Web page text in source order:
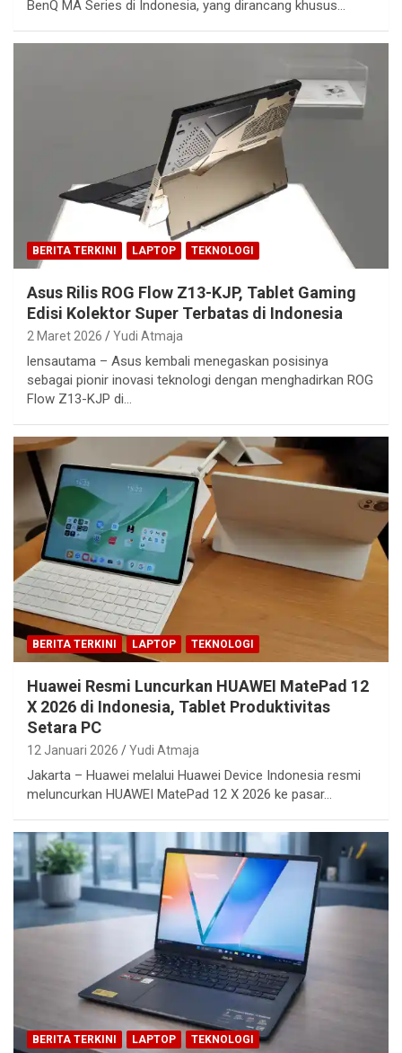
BenQ MA Series di Indonesia, yang dirancang khusus…
BERITA TERKINI LAPTOP TEKNOLOGI
Asus Rilis ROG Flow Z13-KJP, Tablet Gaming
Edisi Kolektor Super Terbatas di Indonesia
2 Maret 2026 Yudi Atmaja
lensautama – Asus kembali menegaskan posisinya
sebagai pionir inovasi teknologi dengan menghadirkan ROG
Flow Z13-KJP di…
BERITA TERKINI LAPTOP TEKNOLOGI
Huawei Resmi Luncurkan HUAWEI MatePad 12
X 2026 di Indonesia, Tablet Produktivitas
Setara PC
12 Januari 2026 Yudi Atmaja
Jakarta – Huawei melalui Huawei Device Indonesia resmi
meluncurkan HUAWEI MatePad 12 X 2026 ke pasar…
BERITA TERKINI LAPTOP TEKNOLOGI